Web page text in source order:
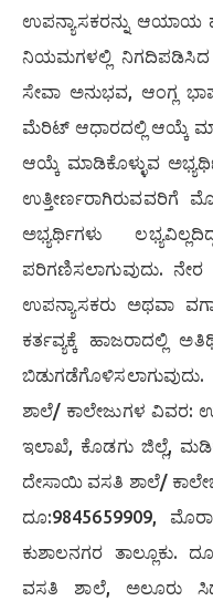
ಉಪನ್ಯಾಸಕರನ್ನು ಆಯಾಯ
ನಿಯಮಗಳಲ್ಲಿ ನಿಗದಿಪಡಿಸಿದ
ಸೇವಾ ಅನುಭವ, ಆಂಗ್ಲ
ಮೆರಿಟ್ ಆಧಾರದಲ್ಲಿ ಆಯ್ಕೆ
ಆಯ್ಕೆ ಮಾಡಿಕೊಳ್ಳುವ
ಉತ್ತೀರ್ಣರಾಗಿರುವವರಿಗೆ
ಅಭ್ಯರ್ಥಿಗಳು
ಪರಿಗಣಿಸಲಾಗುವುದು.
ಉಪನ್ಯಾಸಕರು ಅಥವಾ
ಕರ್ತವ್ಯಕ್ಕೆ ಹಾಜರಾದಲ್ಲಿ
ಶಾಲೆ/ ಕಾಲೇಜುಗಳ ವಿವರ:
ಇಲಾಖೆ, ಕೊಡಗು ಜಿಲ್ಲೆ,
ದೇಸಾಯಿ ವಸತಿ ಶಾಲೆ/
ದೂ:9845659909,
ಕುಶಾಲನಗರ ತಾಲ್ಲೂಕು.
ವಸತಿ ಶಾಲೆ, ಅಲೂರು